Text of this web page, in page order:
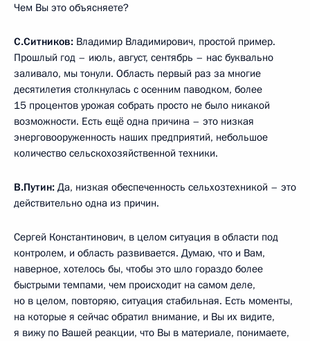
Чем Вы это объясняете?
С.Ситников: Владимир Владимирович, простой пример.
Прошлый год – июль, август, сентябрь – нас буквально
заливало, мы тонули. Область первый раз за многие
десятилетия столкнулась с осенним паводком, более
15 процентов урожая собрать просто не было никакой
возможности. Есть ещё одна причина – это низкая
энерговооруженность наших предприятий, небольшое
количество сельскохозяйственной техники.
В.Путин: Да, низкая обеспеченность сельхозтехникой – это
действительно одна из причин.
Сергей Константинович, в целом ситуация в области под
контролем, и область развивается. Думаю, что и Вам,
наверное, хотелось бы, чтобы это шло гораздо более
быстрыми темпами, чем происходит на самом деле,
но в целом, повторяю, ситуация стабильная. Есть моменты,
на которые я сейчас обратил внимание, и Вы их видите,
я вижу по Вашей реакции, что Вы в материале, понимаете,